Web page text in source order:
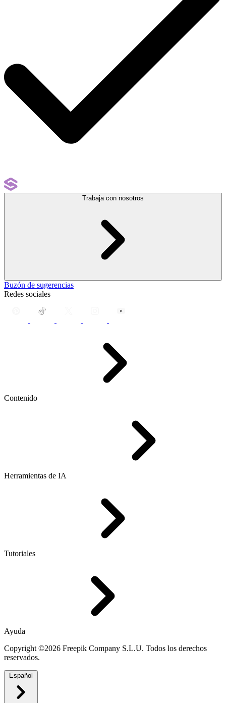
Trabaja con nosotros
Buzón de sugerencias
Redes sociales
Contenido
Herramientas de IA
Tutoriales
Ayuda
Copyright ©2026 Freepik Company S.L.U. Todos los derechos
reservados.
Español